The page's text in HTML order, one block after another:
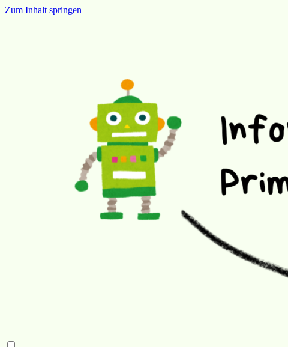
Zum Inhalt springen